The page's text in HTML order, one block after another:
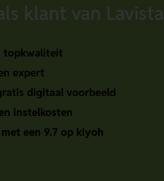
klant van Lavista
topkwaliteit
expert
digitaal voorbeeld
instelkosten
een 9.7 op kiyoh